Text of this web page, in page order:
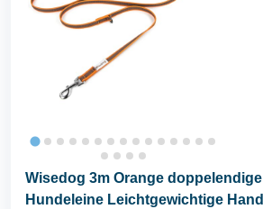
Wisedog 3m Orange
Hundeleine Leichtgewichtige